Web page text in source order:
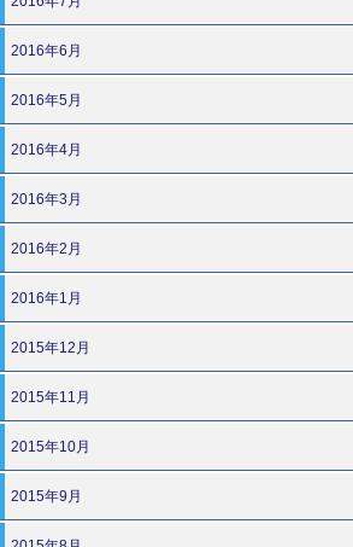
2016年6月
2016年5月
2016年4月
2016年3月
2016年2月
2016年1月
2015年12月
2015年11月
2015年10月
2015年9月